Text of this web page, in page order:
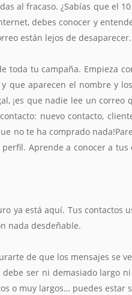
al fracaso. ¿Sabías que el
debes conocer y
están lejos de
toda tu campaña. Empieza
que aparecen el nombre y
¡es que nadie lee un
nuevo contacto,
no te ha comprado
Aprende a conocer a
ya está aquí. Tus contactos
nada desdeñable.
de que los mensajes se
ser ni demasiado largo
o muy largos… puedes estar